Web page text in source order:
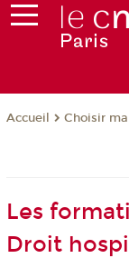
Accueil Choisir
Les
Droit